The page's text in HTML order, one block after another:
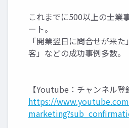
これまでに500以上の士業
ート。
「開業翌日に問合せが来
客」などの成功事例多数。
【Youtube：チャンネル登
https://